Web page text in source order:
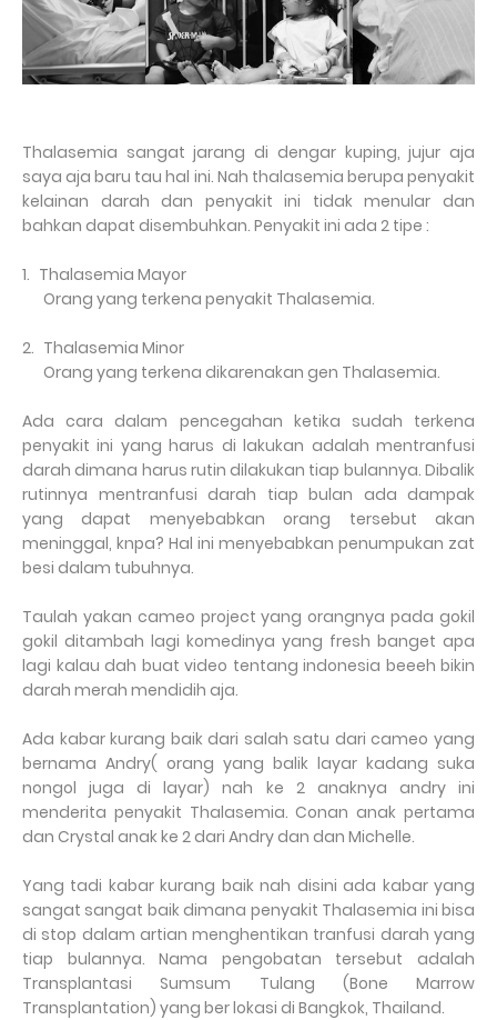
Thalasemia sangat jarang di dengar kuping, jujur aja
saya aja baru tau hal ini. Nah thalasemia berupa penyakit
kelainan darah dan penyakit ini tidak menular dan
bahkan dapat disembuhkan. Penyakit ini ada 2 tipe :
1. Thalasemia Mayor
Orang yang terkena penyakit Thalasemia.
2. Thalasemia Minor
Orang yang terkena dikarenakan gen Thalasemia.
Ada cara dalam pencegahan ketika sudah terkena
penyakit ini yang harus di lakukan adalah mentranfusi
darah dimana harus rutin dilakukan tiap bulannya. Dibalik
rutinnya mentranfusi darah tiap bulan ada dampak
yang dapat menyebabkan orang tersebut akan
meninggal, knpa? Hal ini menyebabkan penumpukan zat
besi dalam tubuhnya.
Taulah yakan cameo project yang orangnya pada gokil
gokil ditambah lagi komedinya yang fresh banget apa
lagi kalau dah buat video tentang indonesia beeeh bikin
darah merah mendidih aja.
Ada kabar kurang baik dari salah satu dari cameo yang
bernama Andry( orang yang balik layar kadang suka
nongol juga di layar) nah ke 2 anaknya andry ini
menderita penyakit Thalasemia. Conan anak pertama
dan Crystal anak ke 2 dari Andry dan dan Michelle.
Yang tadi kabar kurang baik nah disini ada kabar yang
sangat sangat baik dimana penyakit Thalasemia ini bisa
di stop dalam artian menghentikan tranfusi darah yang
tiap bulannya. Nama pengobatan tersebut adalah
Transplantasi Sumsum Tulang (Bone Marrow
Transplantation) yang ber lokasi di Bangkok, Thailand.